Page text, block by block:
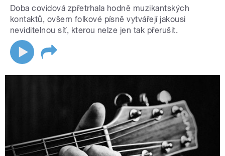
Doba covidová zpřetrhala hodně muzikantských
kontaktů, ovšem folkové písně vytvářejí jakousi
neviditelnou síť, kterou nelze jen tak přerušit.